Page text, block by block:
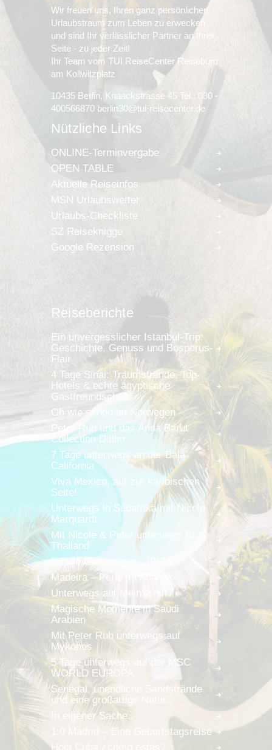
Wir freuen uns, Ihren ganz persönlichen
Urlaubstraum zum Leben zu erwecken
und sind Ihr verlässlicher Partner an Ihrer
Seite - zu jeder Zeit!
Ihr Team vom TUI ReiseCenter Reisebüro
am Kollwitzplatz
10435 Berlin, Knaackstrasse 45 Tel.: 030 -
400566870 berlin30@tui-reisecenter.de
Nützliche Links
ONLINE-Terminvergabe
OPEN TABLE
Aktuelle Reiseinfos
MSN Urlaubswetter
Urlaubs-Checkliste
SZ Reiseknigge
Google Rezension
Reiseberichte
Ein unvergesslicher Istanbul-Trip:
Geschichte, Genuss und Bosporus-
Flair
4 Tage Sinai: Traumstrände, Top-
Hotels & echte ägyptische
Gastfreundschaft
Oh wie schön ist Norwegen
Peter Ruh und das Anda Barut
Collection Didim
7 Tage unterwegs an der Baja
California
Viva Mexico, auf zur karibischen
Seite!
Unterwegs in Südafrika mit Nicole
Marquardt
Mit Nicole & Peter unterwegs in
Thailand
5 Tage Genuss pur…IBIZA
Madeira – Perle im Atlantik
Unterwegs auf MeinSchiff7
Magische Momente in Saudi
Arabien
Mit Peter Ruh unterwegs auf
Mykonos
5 Tage unterwegs auf der MSC
WORLD EUROPA
Senegal, unendliche Sandstrände
und eine großartige Natur..
In eigener Sache..
1:0 Madrid – Eine Geburtstagsreise
Hola Cuba ¿cómo estás?